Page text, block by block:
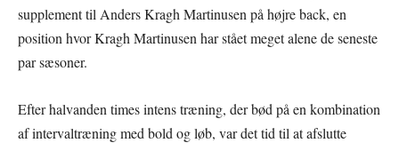
supplement til Anders Kragh Martinusen på højre back, en
position hvor Kragh Martinusen har stået meget alene de seneste
par sæsoner.
Efter halvanden times intens træning, der bød på en kombination
af intervaltræning med bold og løb, var det tid til at afslutte